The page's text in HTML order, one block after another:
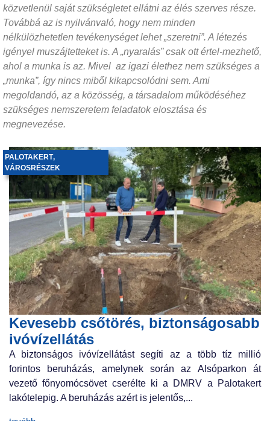
közvetlenül saját szükségletet ellátni az élés szerves része.
Továbbá az is nyilvánvaló, hogy nem minden
nélkülözhetetlen tevékenységet lehet „szeretni”. A létezés
igényel muszájtetteket is. A „nyaralás” csak ott értel-mezhető,
ahol a munka is az. Mivel az igazi élethez nem szükséges a
„munka”, így nincs miből kikapcsolódni sem. Ami
megoldandó, az a közösség, a társadalom működéséhez
szükséges nemszeretem feladatok elosztása és
megnevezése.
Kevesebb csőtörés, biztonságosabb
ivóvízellátás
PALOTAKERT,
VÁROSRÉSZEK
A biztonságos ivóvízellátást segíti az a több tíz millió
forintos beruházás, amelynek során az Alsóparkon át
vezető főnyomócsövet cserélte ki a DMRV a Palotakert
lakótelepig. A beruházás azért is jelentős,...